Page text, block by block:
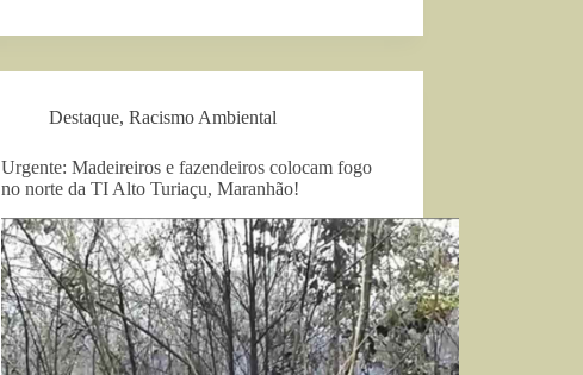
Destaque,Racismo Ambiental
Urgente: Madeireiros e fazendeiros colocam fogo
no norte da TI Alto Turiaçu, Maranhão!